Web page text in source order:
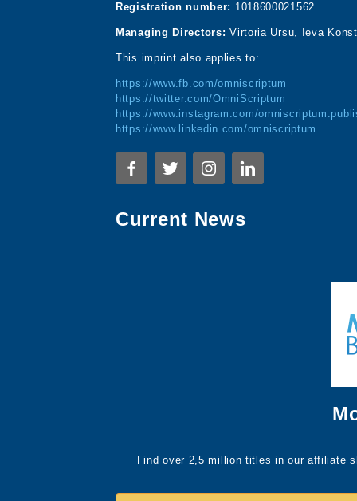
Registration number: 1018600021562
Managing Directors: Virtoria Ursu, Ieva
This imprint also applies to:
https://www.fb.com/omniscriptum
https://twitter.com/OmniScriptum
https://www.instagram.com/
https://www.linkedin.com/omniscriptum
Current News
Find over 2,5 million titles in our affiliate